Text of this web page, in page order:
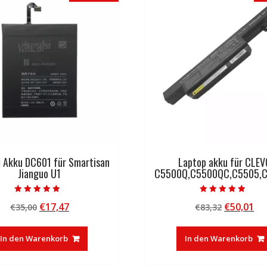
DC601 für Smartisan
Jianguo U1
5.00
von 5
€35,00 Ursprünglicher
war:
€35,00
€17,47Aktueller
ist:
€17,47.
In den Warenkorb
Laptop akku für
5.00
von 5
€83,32
war:
€83,32
€50,01
ist:
In den Warenkorb